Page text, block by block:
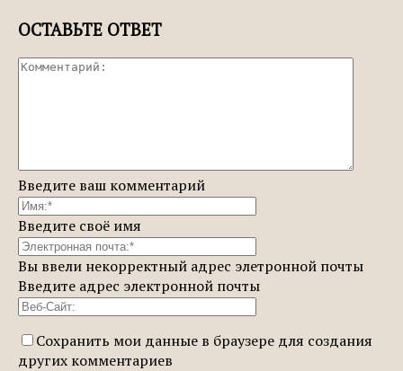
ОСТАВЬТЕ ОТВЕТ
Введите ваш комментарий
Введите своё имя
Вы ввели некорректный адрес элетронной почты
Введите адрес электронной почты
Сохранить мои данные в браузере для создания
других комментариев